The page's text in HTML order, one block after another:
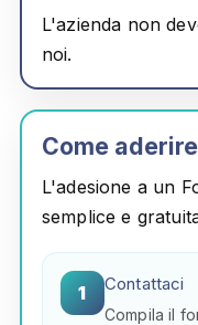
L'azienda non
noi.
Come aderire
L'adesione a un
semplice e
1 Contattaci
Compila il